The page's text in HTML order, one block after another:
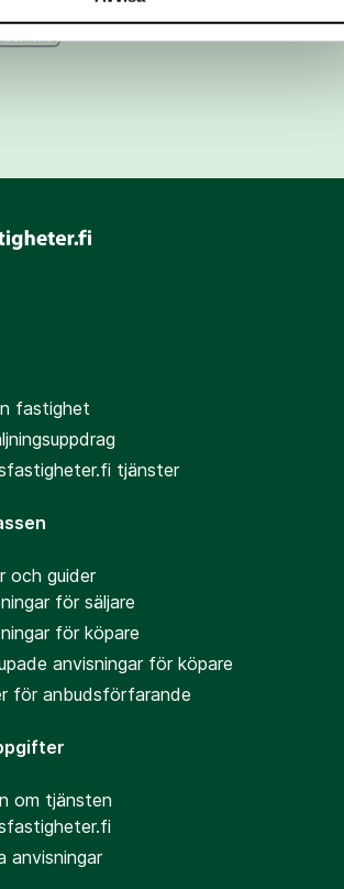
fastighet
tjänster
och guider
för säljare
för köpare
anvisningar för köpare
för anbudsförfarande
om tjänsten
anvisningar